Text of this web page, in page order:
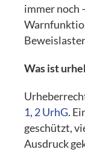
immer noch
Was ist
1, 2 UrhG.
geschützt,
Ausdruck